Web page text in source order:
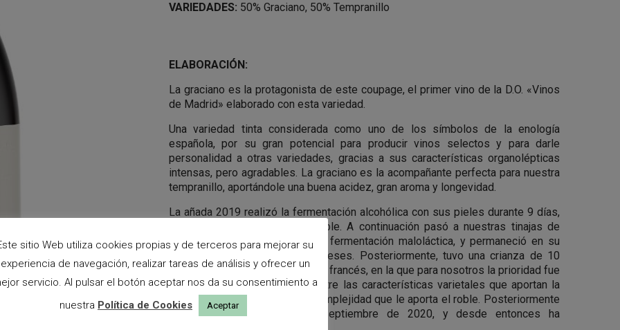
VARIEDADES: 50% Graciano, 50% Tempranillo
ELABORACIÓN:
La graciano es la protagonista de este coupage, el primer vino de la D.O. «Vinos
de Madrid» elaborado con esta variedad.
Una variedad tinta considerada como uno de los símbolos de la enología
española, por su gran potencial para producir vinos selectos y para darle
personalidad a otras variedades, gracias a sus características organolépticas
intensas, pero agradables. La graciano es la acompañante perfecta para nuestra
tempranillo, aportándole una buena acidez, gran aroma y longevidad.
La añada 2019 realizó la fermentación alcohólica con sus pieles durante 9 días,
en depósitos de acero inoxidable. A continuación pasó a nuestras tinajas de
hormigón, en las que realizó la fermentación maloláctica, y permaneció en su
interior madurando durante 3 meses. Posteriormente, tuvo una crianza de 10
meses en barrica nueva de roble francés, en la que para nosotros la prioridad fue
buscar el equilibrio perfecto entre las características varietales que aportan la
graciano y la tempranillo, y la complejidad que le aporta el roble. Posteriormente
se embotelló sin filtrar en septiembre de 2020, y desde entonces ha
sitio Web utiliza cookies propias y de terceros para mejorar su
experiencia de navegación, realizar tareas de análisis y ofrecer un
servicio. Al pulsar el botón aceptar nos da su consentimiento a
nuestra Política de Cookies Aceptar